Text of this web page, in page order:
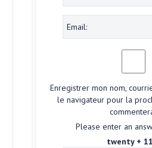
Enregistrer mon nom,
le navigateur pour la
Please enter an
twenty +